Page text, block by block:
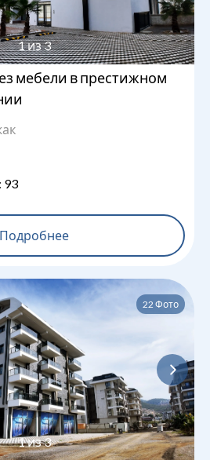
1из3
мебели в престижном
93
Подробнее
22 Фото
1из3